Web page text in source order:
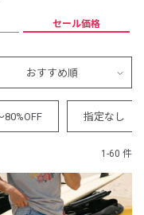
セール価格
おすすめ順
80%OFF 指定なし
1-60 件